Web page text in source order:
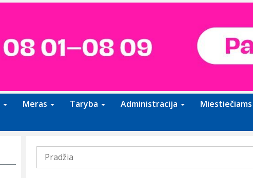
Meras Taryba Administracija Miestiečiams
Pradžia